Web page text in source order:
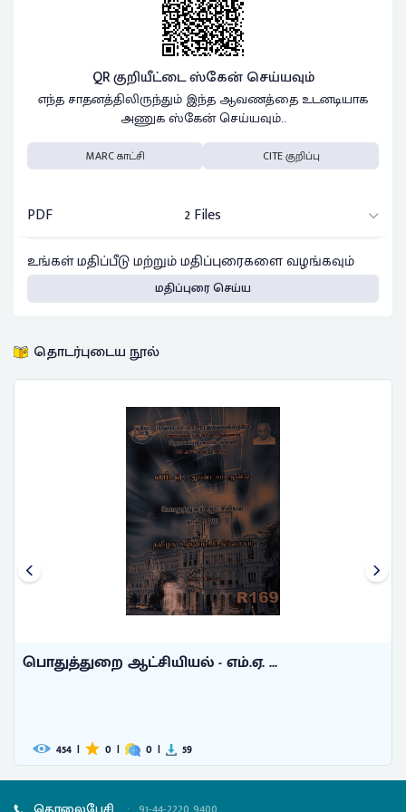
QR குறியீட்டை ஸ்கேன் செய்யவும்
எந்த சாதனத்திலிருந்தும் இந்த ஆவணத்தை உடனடியாக
அணுக ஸ்கேன் செய்யவும்..
MARC காட்சி CITE குறிப்பு
PDF
2 Files
உங்கள் மதிப்பீடு மற்றும் மதிப்புரைகளை வழங்கவும்
மதிப்புரை செய்ய
தொடர்புடைய நூல்
பொதுத்துறை ஆட்சியியல் - எம்.ஏ. ...
454 | 0 | 0 | 59